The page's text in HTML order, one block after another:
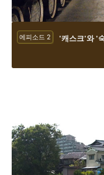
에피소드 2 '캐스크'와 '